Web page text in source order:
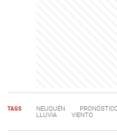
TAGS NEUQUÉN
LLUVIA
VIENTO